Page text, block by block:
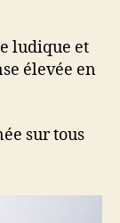
ludique et
élevée en
sur tous